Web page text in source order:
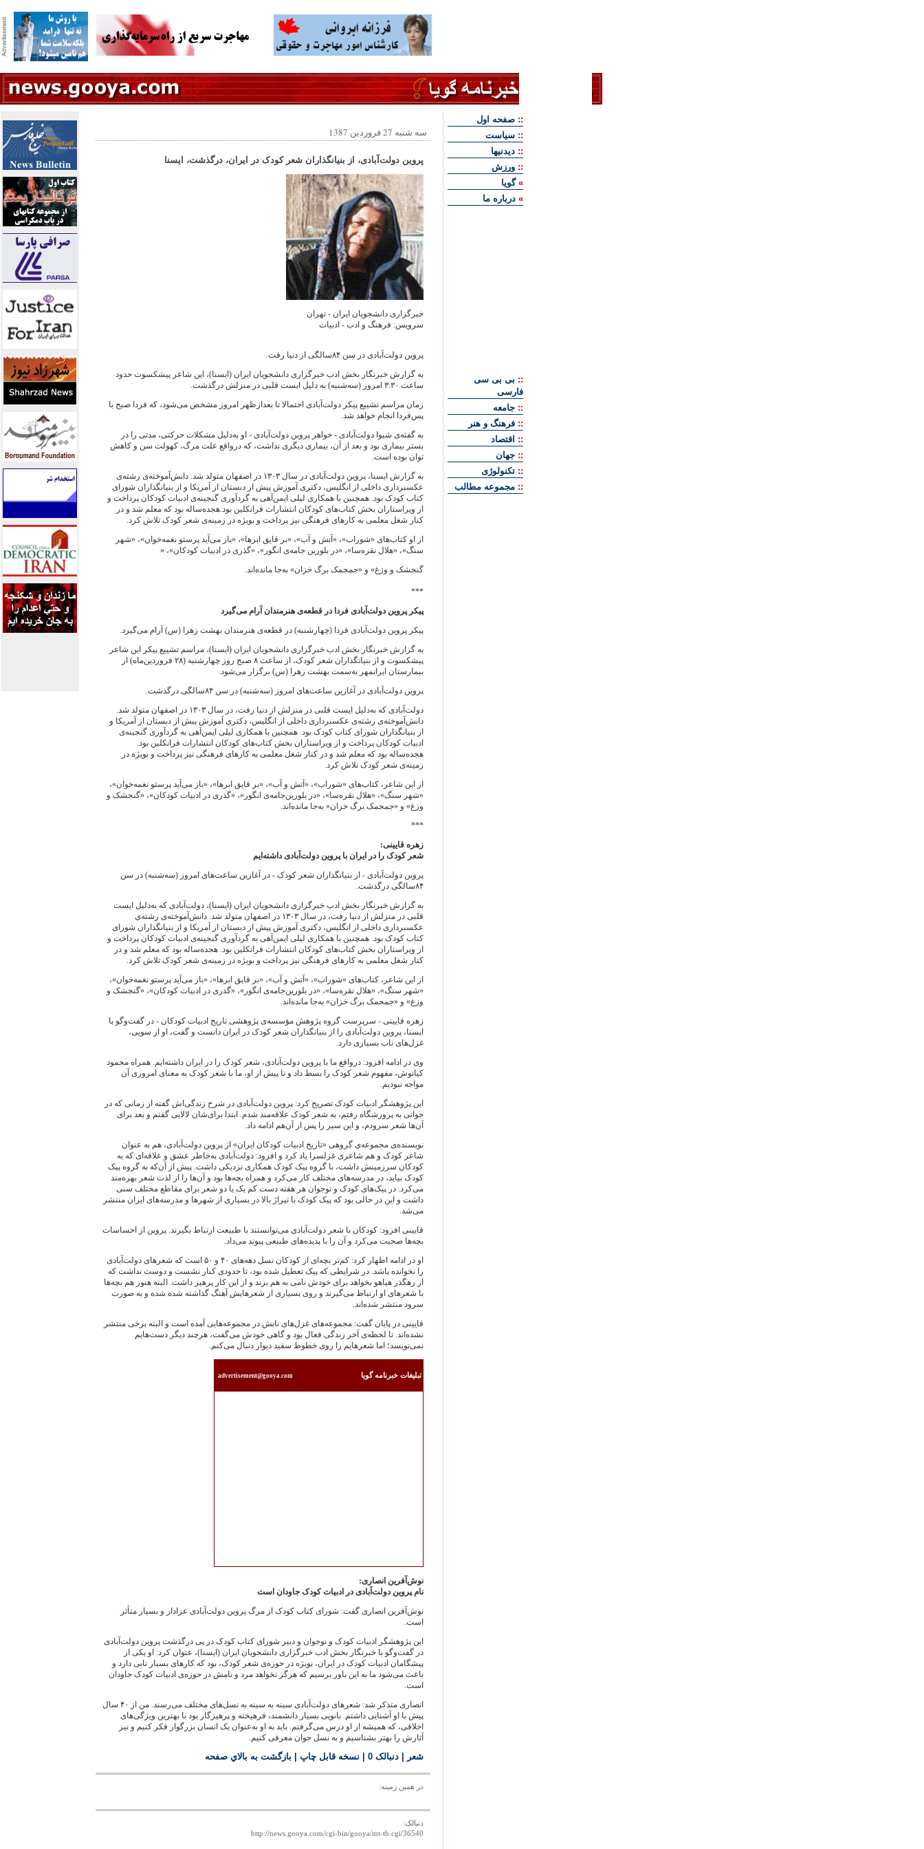
سه شنبه 27 فروردين 1387
پروين دولت‌آبادی، از بنيانگذاران شعر کودک در ايران، درگذشت، ايسنا
خبرگزاری دانشجويان ايران - تهران
سرويس: فرهنگ و ادب - ادبيات
پروين دولت‌آبادی در سن ۸۴سالگی از دنيا رفت.
به گزارش خبرنگار بخش ادب خبرگزاری دانشجويان ايران (ايسنا)، اين شاعر پيشکسوت حدود
ساعت ۳:۳۰ امروز (سه‌شنبه) به دليل ايست قلبی در منزلش درگذشت.
زمان مراسم تشييع پيکر دولت‌آبادی احتمالا تا بعدازظهر امروز مشخص می‌شود، که فردا صبح يا
پس‌فردا انجام خواهد شد.
به گفته‌ی شيوا دولت‌آبادی - خواهر پروين دولت‌آبادی - او به‌دليل مشکلات حرکتی، مدتی را در
بستر بيماری بود و بعد از آن، بيماری ديگری نداشت، که درواقع علت مرگ، کهولت سن و کاهش
توان بوده است.
به گزارش ايسنا، پروين دولت‌آبادی در سال ۱۳۰۳ در اصفهان متولد شد. دانش‌آموخته‌ی رشته‌ی
عکسبرداری داخلی از انگليس، دکتری آموزش پيش از دبستان از آمريکا و از بنيانگذاران شورای
کتاب کودک بود. همچنين با همکاری ليلی ايمن‌آهی به گردآوری گنجينه‌ی ادبيات کودکان پرداخت و
از ويراستاران بخش کتاب‌های کودکان انتشارات فرانکلين بود.هجده‌ساله بود که معلم شد و در
کنار شغل معلمی به کارهای فرهنگی نيز پرداخت و بويژه در زمينه‌ی شعر کودک تلاش کرد.
از او کتاب‌های «شوراب»، «آتش و آب»، «بر قايق‌ ابرها»، «باز می‌آيد پرستو نغمه‌خوان»، «شهر
سنگ»، «هلال نقره‌سا»، «در بلورين جامه‌ی انگور»، «گذری در ادبيات کودکان»، «
گنجشک و وزغ» و «جمجمک برگ خزان» به‌جا مانده‌اند.
***
پيکر پروين دولت‌آبادی فردا در‌ قطعه‌ی هنرمندان آرام می‌گيرد
پيکر پروين دولت‌آبادی فردا (چهارشنبه) در قطعه‌ی هنرمندان بهشت زهرا (س) آرام می‌گيرد.
به گزارش خبرنگار بخش ادب خبرگزاری دانشجويان ايران (ايسنا)، مراسم تشييع پيکر اين شاعر
پيشکسوت و از بنيانگذاران شعر کودک، از ساعت ۸ صبح روز چهارشنبه (۲۸ فروردين‌ماه) از
بيمارستان ايرانمهر به‌سمت بهشت زهرا (س) برگزار می‌شود.
پروين دولت‌آبادی در آغازين ساعت‌های امروز (سه‌شنبه) در سن ۸۴سالگی درگذشت.
دولت‌آبادی که به‌دليل ايست قلبی در منزلش از دنيا رفت، در سال ۱۳۰۳ در اصفهان متولد شد.
دانش‌آموخته‌ی رشته‌ی عکسبرداری داخلی از انگليس، دکتری آموزش پيش از دبستان از آمريکا و
از بنيانگذاران شورای کتاب کودک بود. همچنين با همکاری ليلی ايمن‌آهی به گردآوری گنجينه‌ی
ادبيات کودکان پرداخت و از ويراستاران بخش کتاب‌های کودکان انتشارات فرانکلين بود.
هجده‌ساله بود که معلم شد و در کنار شغل معلمی به کارهای فرهنگی نيز پرداخت و بويژه در
زمينه‌ی شعر کودک تلاش کرد.
از اين شاعر، کتاب‌های «شوراب»، «آتش و آب»، «بر قايق‌ ابرها»، «باز می‌آيد پرستو نغمه‌خوان»،
«شهر سنگ»، «هلال نقره‌سا»، «در بلورين‌جامه‌ی انگور»، «گذری در ادبيات کودکان»، «گنجشک و
وزغ» و «جمجمک برگ خزان» به‌جا مانده‌اند.
***
زهره قايينی:
شعر کودک را در ايران با پروين دولت‌آبادی داشته‌ايم
پروين دولت‌آبادی - از بنيانگذاران شعر کودک - در آغازين ساعت‌های امروز (سه‌شنبه) در سن
۸۴سالگی درگذشت.
به گزارش خبرنگار بخش ادب خبرگزاری دانشجويان ايران (ايسنا)، دولت‌آبادی که به‌دليل ايست
قلبی در منزلش از دنيا رفت، در سال ۱۳۰۳ در اصفهان متولد شد. دانش‌آموخته‌ی رشته‌ی
عکسبرداری داخلی از انگليس، دکتری آموزش پيش از دبستان از آمريکا و از بنيانگذاران شورای
کتاب کودک بود. همچنين با همکاری ليلی ايمن‌آهی به گردآوری گنجينه‌ی ادبيات کودکان پرداخت و
از ويراستاران بخش کتاب‌های کودکان انتشارات فرانکلين بود. هجده‌ساله بود که معلم شد و در
کنار شغل معلمی به کارهای فرهنگی نيز پرداخت و بويژه در زمينه‌ی شعر کودک تلاش کرد.
از اين شاعر، کتاب‌های «شوراب»، «آتش و آب»، «بر قايق‌ ابرها»، «باز می‌آيد پرستو نغمه‌خوان»،
«شهر سنگ»، «هلال نقره‌سا»، «در بلورين‌جامه‌ی انگور»، «گذری در ادبيات کودکان»، «گنجشک و
وزغ» و «جمجمک برگ خزان» به‌جا مانده‌اند.
زهره قايينی - سرپرست گروه پژوهش مؤسسه‌ی پژوهشی تاريخ ادبيات کودکان - در گفت‌وگو با
ايسنا، پروين دولت‌آبادی را از بنيانگذاران شعر کودک در ايران دانست و گفت، او از سويی،
غزل‌های ناب بسياری دارد.
وی در ادامه افزود: درواقع ما با پروين دولت‌آبادی، شعر کودک را در ايران داشته‌ايم. همراه محمود
کيانوش، مفهوم شعر کودک را بسط داد و تا پيش از او، ما با شعر کودک به معنای امروزی آن
مواجه نبوديم.
اين پژوهشگر ادبيات کودک تصريح کرد: پروين دولت‌آبادی در شرح زندگی‌اش گفته از زمانی که در
جوانی به پرورشگاه رفتم، به شعر کودک علاقه‌مند شدم. ابتدا برای‌شان لالايی گفتم و بعد برای
آن‌ها شعر سرودم، و اين سير را پس از آن‌هم ادامه داد.
نويسنده‌ی مجموعه‌ی گروهی «تاريخ ادبيات کودکان ايران» از پروين دولت‌آبادی، هم به عنوان
شاعر کودک و هم شاعری غزلسرا ياد کرد و افزود: دولت‌آبادی به‌خاطر عشق و علاقه‌ای که به
کودکان سرزمينش داشت، با گروه پيک کودک همکاری نزديکی داشت. پيش از آن‌که به گروه پيک
کودک بيايد، در مدرسه‌های مختلف کار می‌کرد و همراه بچه‌ها بود و آن‌ها را از لذت شعر بهره‌مند
می‌کرد. در پيک‌های کودک و نوجوان هر هفته دست‌ کم يک يا دو شعر برای مقاطع مختلف سنی
داشت و اين در حالی بود که پيک کودک با تيراژ بالا در بسياری از شهرها و مدرسه‌های ايران منتشر
می‌شد.
قايينی افزود: کودکان با شعر دولت‌آبادی می‌توانستند با طبيعت ارتباط بگيرند. پروين از احساسات
بچه‌ها صحبت می‌کرد و آن را با پديده‌های طبيعی پيوند می‌داد.
او در ادامه اظهار کرد: کم‌تر بچه‌ای از کودکان نسل دهه‌ها‌ی ۴۰ و ۵۰ است که شعرهای دولت‌آبادی
را نخوانده باشد. در شرايطی که پيک تعطيل شده بود، تا حدودی کنار نشست و دوست نداشت که
از رهگذر هياهو بخواهد برای خودش نامی به هم بزند و از اين‌ کار پرهيز داشت. البته هنوز هم بچه‌ها
با شعرهای او ارتباط می‌گيرند و روی بسياری از شعرهايش آهنگ گذاشته شده شده و به صورت
سرود منتشر شده‌اند.
قايينی در پايان گفت: مجموعه‌های غزل‌های نابش در مجموعه‌هايی آمده است و البته برخی منتشر
نشده‌اند. تا لحظه‌ی آخر زندگی فعال بود و گاهی خودش می‌گفت، هرچند ديگر دست‌هايم
نمی‌نويسد؛ اما شعرهايم را روی خطوط سفيد ديوار دنبال می‌کنم.
تبليغات خبرنامه گويا advertisement@gooya.com
نوش‌آفرين انصاری:
نام پروين دولت‌آبادی در ادبيات کودک جاودان است
نوش‌آفرين انصاری گفت: شورای کتاب کودک از مرگ پروين دولت‌آبادی عزادار و بسيار متأثر
است.
اين پژوهشگر ادبيات کودک ‌و نوجوان و دبير شورای کتاب کودک در پی درگذشت پروين دولت‌آبادی
در گفت‌وگو با خبرنگار بخش ادب خبرگزاری دانشجويان ايران (ايسنا)، عنوان کرد: او يکی از
پيشگامان ادبيات کودک در ايران، بويژه در حوزه‌ی شعر کودک، بود که کارهای بسيار نابی دارد و
باعث می‌شود ما به اين باور برسيم که هرگز نخواهد مرد و نامش در حوزه‌ی ادبيات کودک جاودان
است.
انصاری متذکر شد: شعرهای دولت‌آبادی سينه ‌به سينه به نسل‌های مختلف می‌رسند. من از ۴۰ سال
پيش با او آشنايی داشتم. بانويی بسيار دانشمند، فرهيخته و پرهيزگار بود با بهترين ويژگی‌های
اخلاقی، که هميشه از او درس می‌گرفتم. بايد به او به‌عنوان يک انسان بزرگوار فکر کنيم و نيز
آثارش را بهتر بشناسيم و به نسل جوان معرفی کنيم.
شعر | دنبالک 0 نسخه قابل چاپ بازگشت به بالاي صفحه
در همين زمينه:
دنبالک:
http://news.gooya.com/cgi-bin/gooya/mt-tb.cgi/36540
:: صفحه اول
:: سياست
:: ديدنيها
:: ورزش
»گويا
» درباره ما
:: بی بی سی
فارسی
:: جامعه
:: فرهنگ و هنر
:: اقتصاد
:: جهان
:: تکنولوژی
:: مجموعه مطالب